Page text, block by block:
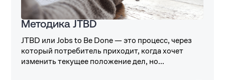
Методика JTBD
JTBD или Jobs to Be Done — это процесс, через
который потребитель приходит, когда хочет
изменить текущее положение дел, но...